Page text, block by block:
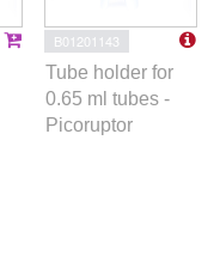
B01201143
Tube holder for
0.65 ml tubes -
Picoruptor